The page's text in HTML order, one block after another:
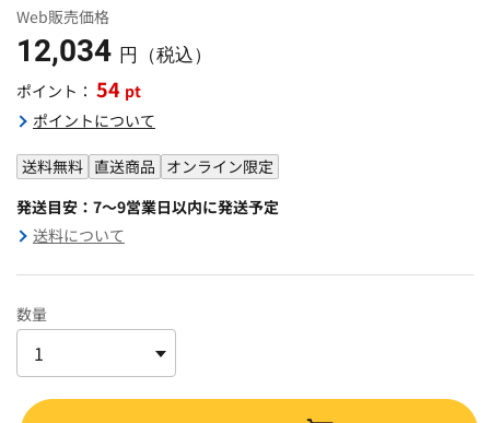
Web販売価格
12,034 円（税込）
ポイント： 54 pt
ポイントについて
送料無料 直送商品 オンライン限定
発送目安：7～9営業日以内に発送予定
送料について
数量